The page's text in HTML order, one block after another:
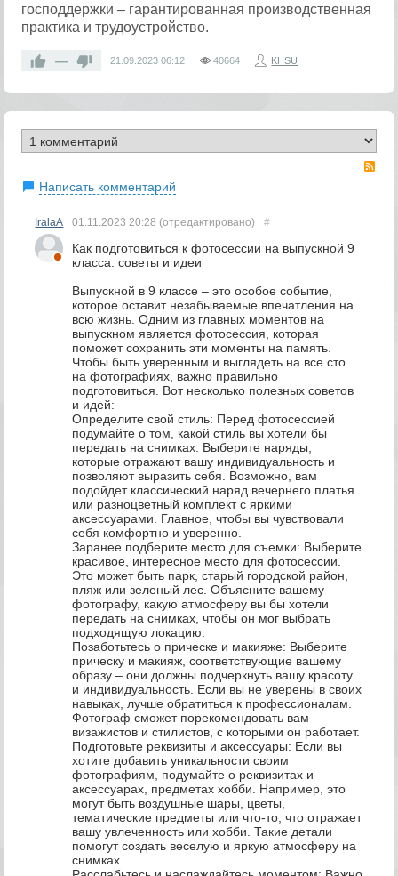
господдержки – гарантированная производственная
практика и трудоустройство.
— 21.09.2023 06:12 40664 KHSU
Написать комментарий
IralaA 01.11.2023 20:28 (отредактировано) #
Как подготовиться к фотосессии на выпускной 9
класса: советы и идеи
Выпускной в 9 классе – это особое событие,
которое оставит незабываемые впечатления на
всю жизнь. Одним из главных моментов на
выпускном является фотосессия, которая
поможет сохранить эти моменты на память.
Чтобы быть уверенным и выглядеть на все сто
на фотографиях, важно правильно
подготовиться. Вот несколько полезных советов
и идей:
Определите свой стиль: Перед фотосессией
подумайте о том, какой стиль вы хотели бы
передать на снимках. Выберите наряды,
которые отражают вашу индивидуальность и
позволяют выразить себя. Возможно, вам
подойдет классический наряд вечернего платья
или разноцветный комплект с яркими
аксессуарами. Главное, чтобы вы чувствовали
себя комфортно и уверенно.
Заранее подберите место для съемки: Выберите
красивое, интересное место для фотосессии.
Это может быть парк, старый городской район,
пляж или зеленый лес. Объясните вашему
фотографу, какую атмосферу вы бы хотели
передать на снимках, чтобы он мог выбрать
подходящую локацию.
Позаботьтесь о прическе и макияже: Выберите
прическу и макияж, соответствующие вашему
образу – они должны подчеркнуть вашу красоту
и индивидуальность. Если вы не уверены в своих
навыках, лучше обратиться к профессионалам.
Фотограф сможет порекомендовать вам
визажистов и стилистов, с которыми он работает.
Подготовьте реквизиты и аксессуары: Если вы
хотите добавить уникальности своим
фотографиям, подумайте о реквизитах и
аксессуарах, предметах хобби. Например, это
могут быть воздушные шары, цветы,
тематические предметы или что-то, что отражает
вашу увлеченность или хобби. Такие детали
помогут создать веселую и яркую атмосферу на
снимках.